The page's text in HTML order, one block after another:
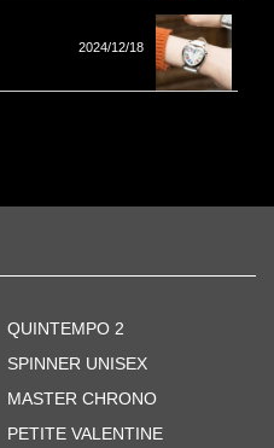
2024/12/18
QUINTEMPO 2
SPINNER UNISEX
MASTER CHRONO
PETITE VALENTINE